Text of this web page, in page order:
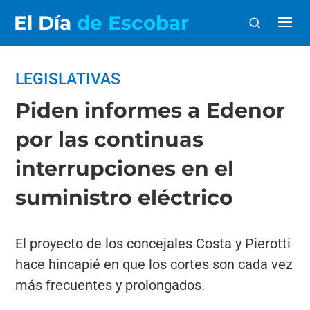
El Día de Escobar
LEGISLATIVAS
Piden informes a Edenor
por las continuas
interrupciones en el
suministro eléctrico
El proyecto de los concejales Costa y Pierotti
hace hincapié en que los cortes son cada vez
más frecuentes y prolongados.